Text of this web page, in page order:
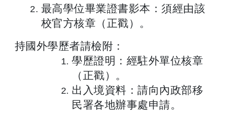
最高學位畢業證書影本：須經由該
校官方核章（正戳）。
持國外學歷者請檢附：
學歷證明：經駐外單位核章
（正戳）。
出入境資料：請向內政部移
民署各地辦事處申請。